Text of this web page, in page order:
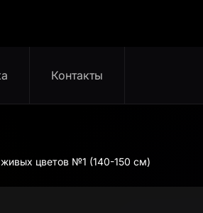
Контакты
живых цветов №1 (140-150 см)